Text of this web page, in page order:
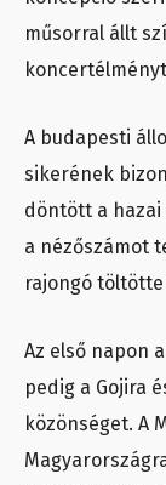
műsorral állt
A budapesti
sikerének
döntött a
a nézőszámot
rajongó
Az első napon
pedig a Gojira
közönséget. A